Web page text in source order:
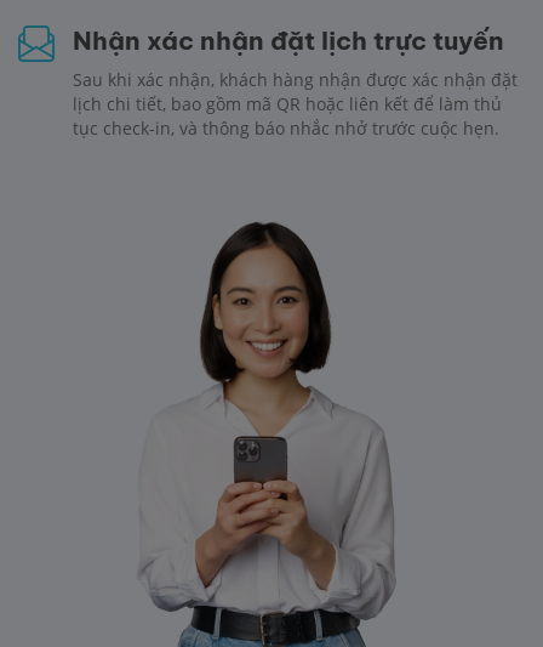
Nhận xác nhận đặt lịch trực tuyến
Sau khi xác nhận, khách hàng nhận được xác nhận đặt
lịch chi tiết, bao gồm mã QR hoặc liên kết để làm thủ
tục check-in, và thông báo nhắc nhở trước cuộc hẹn.